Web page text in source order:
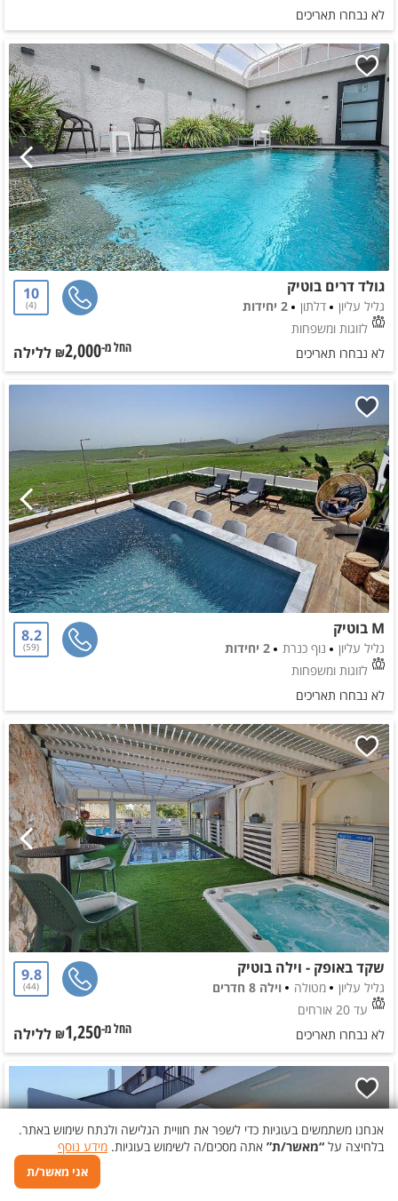
אנחנו משתמשים בעוגיות כדי לשפר את חוויית הגלישה ולנתח שימוש באתר.
בלחיצה על “מאשר/ת” אתה מסכים/ה לשימוש בעוגיות. מידע נוסף
אני מאשר/ת
לא נבחרו תאריכים
גולד דרים בוטיק
גליל עליון דלתון
2 יחידות
לזוגות ומשפחות
10
4
לא נבחרו תאריכים החל מ-₪2,000 ללילה
M בוטיק
גליל עליון נוף כנרת
2 יחידות
לזוגות ומשפחות
8.2
59
לא נבחרו תאריכים
שקד באופק - וילה בוטיק
גליל עליון מטולה
וילה 8 חדרים
עד 20 אורחים
9.8
44
לא נבחרו תאריכים החל מ-₪1,250 ללילה